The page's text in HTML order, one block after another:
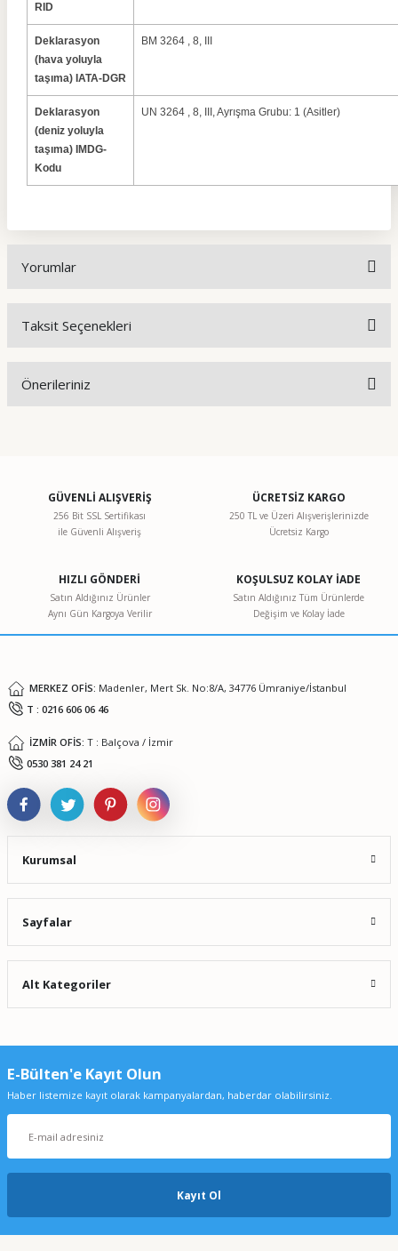
RID
Deklarasyon
(hava yoluyla
taşıma) IATA-DGR
BM 3264 , 8, III
Deklarasyon
(deniz yoluyla
taşıma) IMDG-
Kodu
UN 3264 , 8, III, Ayrışma Grubu: 1 (Asitler)
Yorumlar
Taksit Seçenekleri
Önerileriniz
Görüş ve önerileriniz için teşekkür ederiz.
Ürün resmi kalitesiz, bozuk veya görüntülenemiyor.
Ürün bilgilerinde hatalar bulunuyor.
Ürün fiyatı diğer sitelerden daha pahalı.
GÜVENLİ ALIŞVERİŞ
256 Bit SSL Sertifikası
ile Güvenli Alışveriş
ÜCRETSİZ KARGO
250 TL ve Üzeri Alışverişlerinizde
Ücretsiz Kargo
HIZLI GÖNDERİ
Satın Aldığınız Ürünler
Aynı Gün Kargoya Verilir
KOŞULSUZ KOLAY İADE
Satın Aldığınız Tüm Ürünlerde
Değişim ve Kolay İade
MERKEZ OFİS: Madenler, Mert Sk. No:8/A, 34776 Ümraniye/İstanbul
T : 0216 606 06 46
İZMİR OFİS: T : Balçova / İzmir
0530 381 24 21
Kurumsal
Sayfalar
Alt Kategoriler
E-Bülten'e Kayıt Olun
Haber listemize kayıt olarak kampanyalardan, haberdar olabilirsiniz.
Kayıt Ol